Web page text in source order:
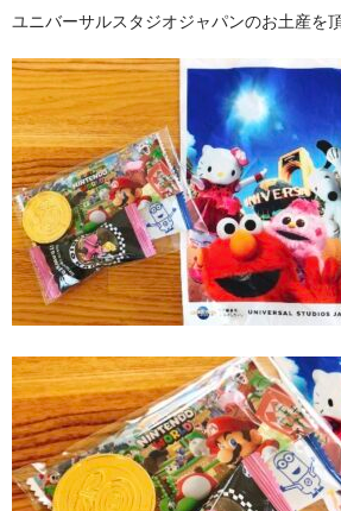
ユニバーサルスタジオジャパンのお土産を